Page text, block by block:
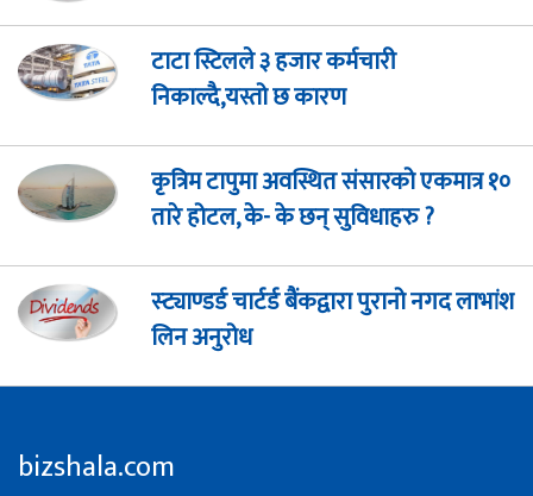
टाटा स्टिलले ३ हजार कर्मचारी
निकाल्दै,यस्तो छ कारण
कृत्रिम टापुमा अवस्थित संसारको एकमात्र १०
तारे होटल, के- के छन् सुविधाहरु ?
स्ट्याण्डर्ड चार्टर्ड बैंकद्वारा पुरानो नगद लाभांश
लिन अनुरोध
bizshala.com